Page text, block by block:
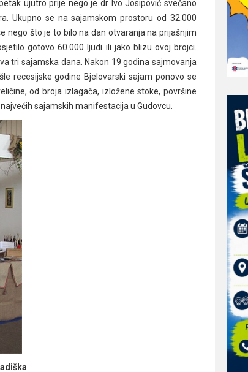
ujutro prije nego je dr Ivo Josipović svečano
Ukupno se na sajamskom prostoru od 32.000
nego što je to bilo na dan otvaranja na prijašnjim
gotovo 60.000 ljudi ili jako blizu ovoj brojci.
tri sajamska dana. Nakon 19 godina sajmovanja
recesijske godine Bjelovarski sajam ponovo se
od broja izlagača, izložene stoke, površine
sajamskih manifestacija u Gudovcu.